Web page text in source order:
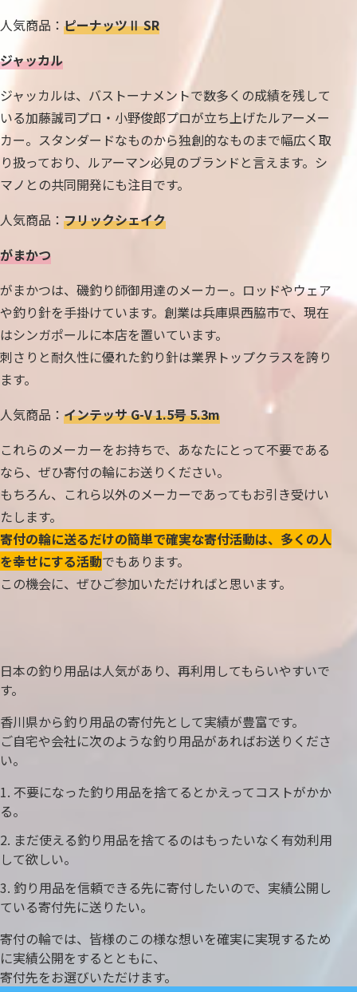
人気商品： ピーナッツⅡ SR
ジャッカル
ジャッカルは、バストーナメントで数多くの成績を残して
いる加藤誠司プロ・小野俊郎プロが立ち上げたルアーメー
カー。スタンダードなものから独創的なものまで幅広く取
り扱っており、ルアーマン必見のブランドと言えます。シ
マノとの共同開発にも注目です。
人気商品： フリックシェイク
がまかつ
がまかつは、磯釣り師御用達のメーカー。ロッドやウェア
や釣り針を手掛けています。創業は兵庫県西脇市で、現在
はシンガポールに本店を置いています。
刺さりと耐久性に優れた釣り針は業界トップクラスを誇り
ます。
人気商品： インテッサ G-V 1.5号 5.3m
これらのメーカーをお持ちで、あなたにとって不要である
なら、ぜひ寄付の輪にお送りください。
もちろん、これら以外のメーカーであってもお引き受けい
たします。
寄付の輪に送るだけの簡単で確実な寄付活動は、多くの人
を幸せにする活動でもあります。
この機会に、ぜひご参加いただければと思います。
日本の釣り用品は人気があり、再利用してもらいやすいで
す。
香川県から釣り用品の寄付先として実績が豊富です。
ご自宅や会社に次のような釣り用品があればお送りくださ
い。
不要になった釣り用品を捨てるとかえってコストがかか
る。
まだ使える釣り用品を捨てるのはもったいなく有効利用
して欲しい。
釣り用品を信頼できる先に寄付したいので、実績公開し
ている寄付先に送りたい。
寄付の輪では、皆様のこの様な想いを確実に実現するため
に実績公開をするとともに、
寄付先をお選びいただけます。